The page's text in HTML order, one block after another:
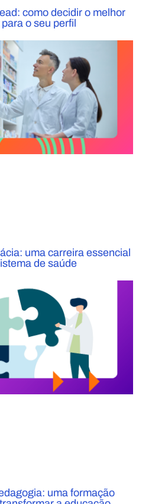
como decidir o melhor
o seu perfil
uma carreira essencial
de saúde
uma formação